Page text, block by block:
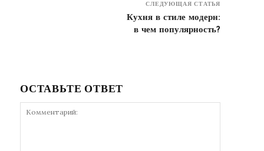
СЛЕДУЮЩАЯ СТАТЬЯ
Кухня в стиле модерн:
в чем популярность?
ОСТАВЬТЕ ОТВЕТ